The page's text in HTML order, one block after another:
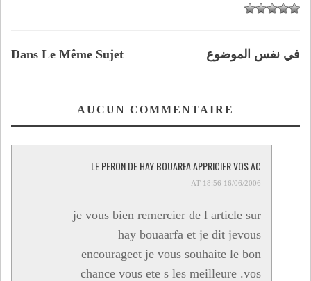
Dans Le Même Sujet في نفس الموضوع
AUCUN COMMENTAIRE
LE PERON DE HAY BOUARFA APPRICIER VOS AC
16/06/2006 AT 18:56
je vous bien remercier de l article sur
hay bouaarfa et je dit jevous
encourageet je vous souhaite le bon
chance vous ete s les meilleure .vos